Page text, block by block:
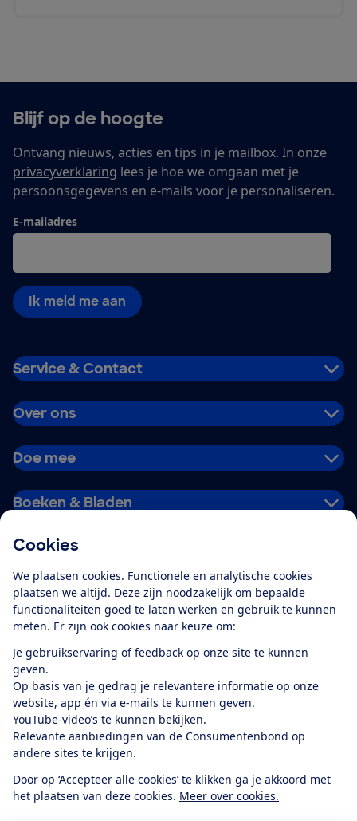
Cookies
We plaatsen cookies. Functionele en analytische cookies
plaatsen we altijd. Deze zijn noodzakelijk om bepaalde
functionaliteiten goed te laten werken en gebruik te kunnen
meten. Er zijn ook cookies naar keuze om:
Je gebruikservaring of feedback op onze site te kunnen
geven.
Op basis van je gedrag je relevantere informatie op onze
website, app én via e-mails te kunnen geven.
YouTube-video’s te kunnen bekijken.
Relevante aanbiedingen van de Consumentenbond op
andere sites te krijgen.
Door op ‘Accepteer alle cookies’ te klikken ga je akkoord met
het plaatsen van deze cookies. Meer over cookies.
Blijf op de hoogte
Ontvang nieuws, acties en tips in je mailbox. In onze
privacyverklaring lees je hoe we omgaan met je
persoonsgegevens en e-mails voor je personaliseren.
E-mailadres
Ik meld me aan
Service & Contact
Over ons
Doe mee
Boeken & Bladen
Alles over de
app
Algemene Voorwaarden
Privacyverklaring
Cookiebeleid
Privacyvoorkeuren
Toegankelijkheid
RSS-feed nieuws
FacebookTwitterInstagram
YoutubeLinkedIn
12.901consumentenbeoordelen de Consumentenbondmet gemiddeld